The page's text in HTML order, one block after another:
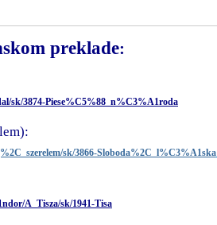
preklade:
sk/3874-Piese%C5%88_n%C3%A1roda
sk/3866-Sloboda%2C_l%C3%A1ska
A_Tisza/sk/1941-Tisa